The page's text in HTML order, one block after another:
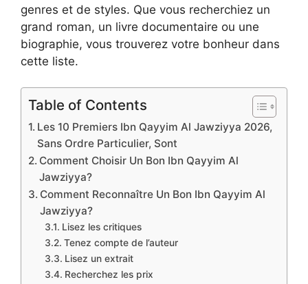
genres et de styles. Que vous recherchiez un
grand roman, un livre documentaire ou une
biographie, vous trouverez votre bonheur dans
cette liste.
Table of Contents
Les 10 Premiers Ibn Qayyim Al Jawziyya 2026,
Sans Ordre Particulier, Sont
Comment Choisir Un Bon Ibn Qayyim Al
Jawziyya?
Comment Reconnaître Un Bon Ibn Qayyim Al
Jawziyya?
Lisez les critiques
Tenez compte de l’auteur
Lisez un extrait
Recherchez les prix